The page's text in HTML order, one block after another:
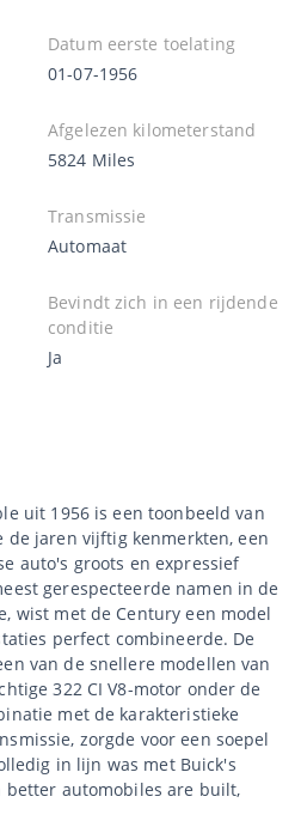
Datum eerste toelating
01-07-1956
Afgelezen kilometerstand
5824 Miles
Transmissie
Automaat
Bevindt zich in een rijdende
conditie
Ja
uit 1956 is een toonbeeld van
de jaren vijftig kenmerkten, een
auto's groots en expressief
gerespecteerde namen in de
wist met de Century een model
perfect combineerde. De
van de snellere modellen van
322 CI V8-motor onder de
met de karakteristieke
zorgde voor een soepel
in lijn was met Buick's
better automobiles are built,